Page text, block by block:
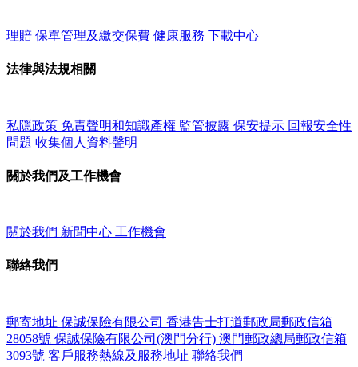
理賠 保單管理及繳交保費 健康服務 下載中心
法律與法規相關
私隱政策 免責聲明和知識產權 監管披露 保安提示 回報安全性
問題 收集個人資料聲明
關於我們及工作機會
關於我們 新聞中心 工作機會
聯絡我們
郵寄地址 保誠保險有限公司 香港告士打道郵政局郵政信箱
28058號 保誠保險有限公司(澳門分行) 澳門郵政總局郵政信箱
3093號 客戶服務熱線及服務地址 聯絡我們